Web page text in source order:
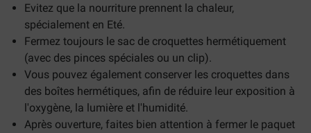
Evitez que la nourriture prennent la chaleur,
spécialement en Eté.
Fermez toujours le sac de croquettes hermétiquement
(avec des pinces spéciales ou un clip).
Vous pouvez également conserver les croquettes dans
des boîtes hermétiques, afin de réduire leur exposition à
l'oxygène, la lumière et l'humidité.
Après ouverture, faites bien attention à fermer le paquet